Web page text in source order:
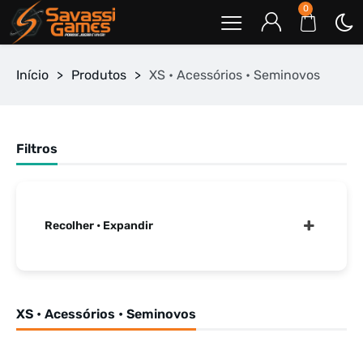
0
Início > Produtos > XS • Acessórios • Seminovos
XS • Acessórios • Seminovos
Filtros
Recolher • Expandir